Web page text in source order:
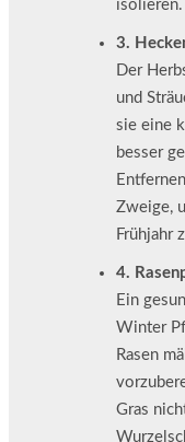
isolieren.
3.
Der
und
sie eine
besser
Zweige,
Frühjahr
4.
Ein
Winter
Rasen
Gras